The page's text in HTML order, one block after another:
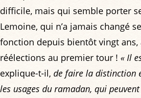
difficile, mais qui semble porter
Lemoine, qui n’a jamais changé
fonction depuis bientôt vingt ans,
réélections au premier tour ! « Il
explique-t-il, de faire la distinction
les usages du ramadan, qui